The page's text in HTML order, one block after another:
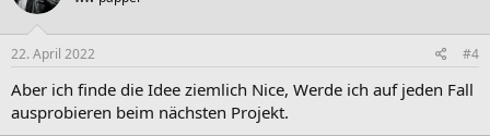
22. April 2022 #4
Aber ich finde die Idee ziemlich Nice, Werde ich auf jeden Fall
ausprobieren beim nächsten Projekt.